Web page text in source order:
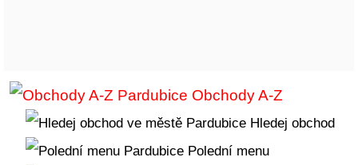
Obchody A-Z
Hledej obchod
Polední menu